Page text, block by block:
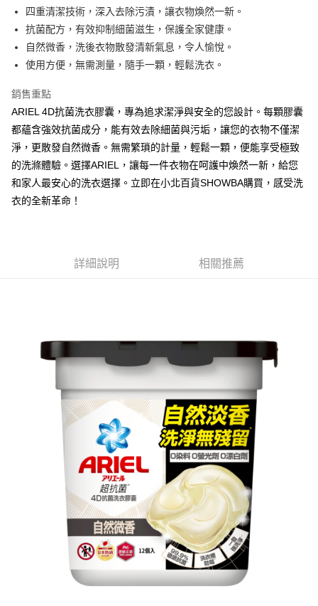
Google Pay
AFTEE先享後付
相關說明
【關於「AFTEE先享後付」】
便利好安心！
１．簡單：不需註冊會員、不需綁卡、不需儲值。
２．便利：只要手機號碼，簡訊認證，即可結帳。
３．安心：先確認商品／服務後，再付款。
【「AFTEE先享後付」結帳流程】
１．於結帳方式選擇「AFTEE先享後付」後，將跳轉至「AFTEE先享後付」
結帳頁面，進行簡訊認證並確認金額後，即可完成結帳。
２．訂單成立數日內，您將收到繳費通知簡訊。
後付繳納相關費用。
易，需依本服務之必要範圍內提供個人資料，並將交易相關給付款項請求債
權轉讓予恩沛科技股份有限公司。
２．關於個人資料處理事宜，請瀏覽以下網址：
https://aftee.tw/terms/#terms3
３．未成年的使用者請事先徵得法定代理人或監護人之同意方可使用
「AFTEE先享後付」，若未經同意申辦者引起之損失，本公司不負相關責
４．使用「AFTEE先享後付」時，將依據個別帳號之用戶狀況，依本公司即
時審查核予不同之上限額度；若仍有額度不足之情形，本公司將視審查結果
請求用戶進行身份認證。
５．嚴禁一人註冊多個帳號或使用他人資訊註冊。若發現惡意使用之情形，
恩沛科技股份有限公司將有權停止該用戶之使用額度並採取法律行動。
運送方式
全家取貨付款
付款後全家取貨
每筆NT$60，滿NT$599(含以上)免運費
每筆NT$120，滿NT$899(含以上)免運費
四重清潔技術，深入去除污漬，讓衣物煥然一新。
抗菌配方，有效抑制細菌滋生，保護全家健康。
自然微香，洗後衣物散發清新氣息，令人愉悅。
使用方便，無需測量，隨手一顆，輕鬆洗衣。
銷售重點
ARIEL 4D抗菌洗衣膠囊，專為追求潔淨與安全的您設計。每顆膠囊
都蘊含強效抗菌成分，能有效去除細菌與污垢，讓您的衣物不僅潔
淨，更散發自然微香。無需繁瑣的計量，輕鬆一顆，便能享受極致
的洗滌體驗。選擇ARIEL，讓每一件衣物在呵護中煥然一新，給您
和家人最安心的洗衣選擇。立即在小北百貨SHOWBA購買，感受洗
衣的全新革命！
詳細說明 相關推薦